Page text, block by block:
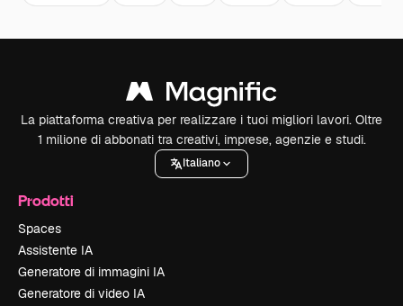
La piattaforma creativa per realizzare i tuoi migliori lavori. Oltre
1 milione di abbonati tra creativi, imprese, agenzie e studi.
Italiano
Prodotti
Spaces
Assistente IA
Generatore di immagini IA
Generatore di video IA